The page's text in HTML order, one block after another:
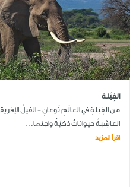
الفِيَلة
من الفِيَلةِ في العالَمِ نَوعانِ - الفيلُ
العاشِبةُ حيواناتٌ ذكيّةٌ واجتما...
اقرأ المزيد